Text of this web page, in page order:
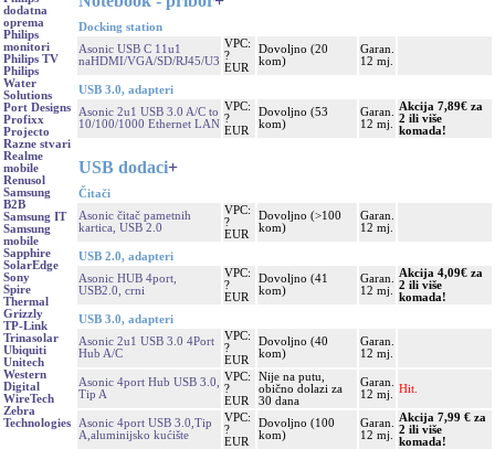
dodatna
oprema
Philips
monitori
Philips TV
Philips
Water
Solutions
Port Designs
Profixx
Projecto
Razne stvari
Realme
mobile
Renusol
Samsung
B2B
Samsung IT
Samsung
mobile
Sapphire
SolarEdge
Sony
Spire
Thermal
Grizzly
TP-Link
Trinasolar
Ubiquiti
Unitech
Western
Digital
WireTech
Zebra
Technologies
Docking station
Asonic USB C 11u1
naHDMI/VGA/SD/RJ45/U3
VPC:
?
EUR
Dovoljno (20
kom)
Garan.
12 mj.
USB 3.0, adapteri
Asonic 2u1 USB 3.0 A/C to
10/100/1000 Ethernet LAN
VPC:
?
EUR
Dovoljno (53
kom)
Garan.
12 mj.
Akcija 7,89€ za
2 ili više
komada!
USB dodaci+
Čitači
Asonic čitač pametnih
kartica, USB 2.0
VPC:
?
EUR
Dovoljno (>100
kom)
Garan.
12 mj.
USB 2.0, adapteri
Asonic HUB 4port,
USB2.0, crni
VPC:
?
EUR
Dovoljno (41
kom)
Garan.
12 mj.
Akcija 4,09€ za
2 ili više
komada!
USB 3.0, adapteri
Asonic 2u1 USB 3.0 4Port
Hub A/C
VPC:
?
EUR
Dovoljno (40
kom)
Garan.
12 mj.
Asonic 4port Hub USB 3.0,
Tip A
VPC:
?
EUR
Nije na putu,
obično dolazi za
30 dana
Garan.
12 mj.
Hit.
Asonic 4port USB 3.0,Tip
A,aluminijsko kućište
VPC:
?
EUR
Dovoljno (100
kom)
Garan.
12 mj.
Akcija 7,99 € za
2 ili više
komada!